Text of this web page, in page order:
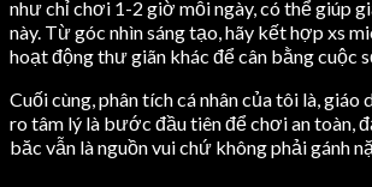
như chỉ chơi 1-2 giờ mỗi ngày, có thể giúp
này. Từ góc nhìn sáng tạo, hãy kết hợp xs
hoạt động thư giãn khác để cân bằng cuộc
Cuối cùng, phân tích cá nhân của tôi là, giáo
ro tâm lý là bước đầu tiên để chơi an toàn,
băc vẫn là nguồn vui chứ không phải gánh